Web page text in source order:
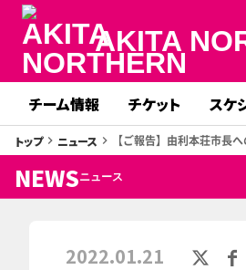
AKITA
チーム情報 チケット スケ
トップkeyboard_arrow_right ニュース keyboard_arrow_right 【ご報告】由利本荘市長
NEWSニュース
2022.01.21